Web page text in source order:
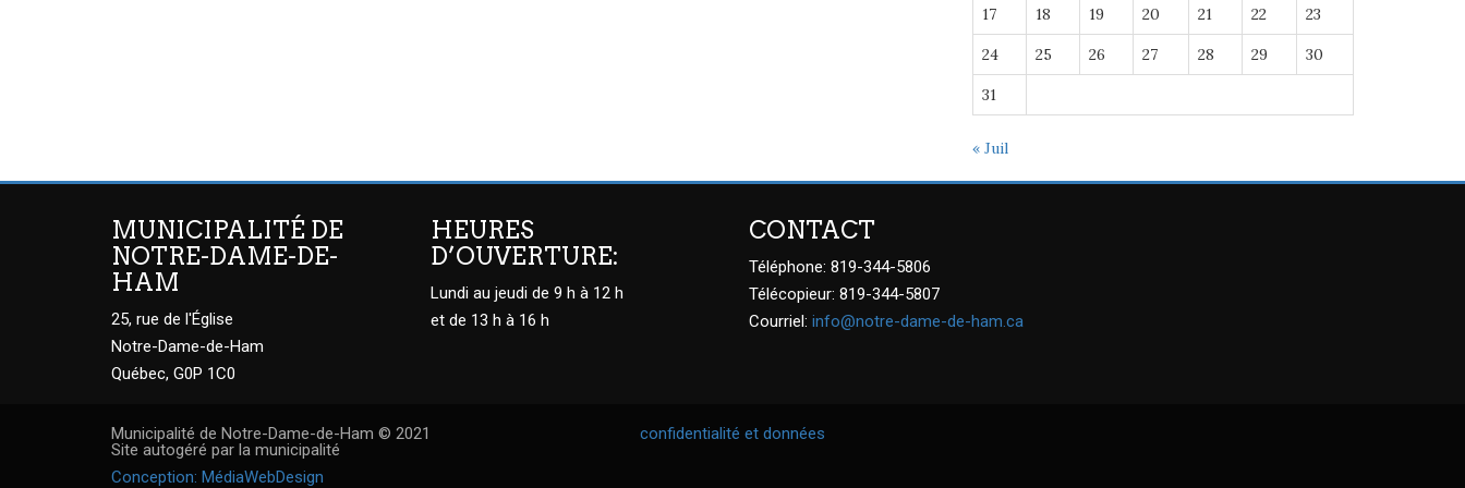
17 18 19 20 21 22 23
24 25 26 27 28 29 30
31
« Juil
MUNICIPALITÉ DE
NOTRE-DAME-DE-
HAM
25, rue de l'Église
Notre-Dame-de-Ham
Québec, G0P 1C0
HEURES
D’OUVERTURE:
Lundi au jeudi de 9 h à 12 h
et de 13 h à 16 h
CONTACT
Téléphone: 819-344-5806
Télécopieur: 819-344-5807
Courriel: info@notre-dame-de-ham.ca
Municipalité de Notre-Dame-de-Ham © 2021
Site autogéré par la municipalité
Conception: MédiaWebDesign
confidentialité et données